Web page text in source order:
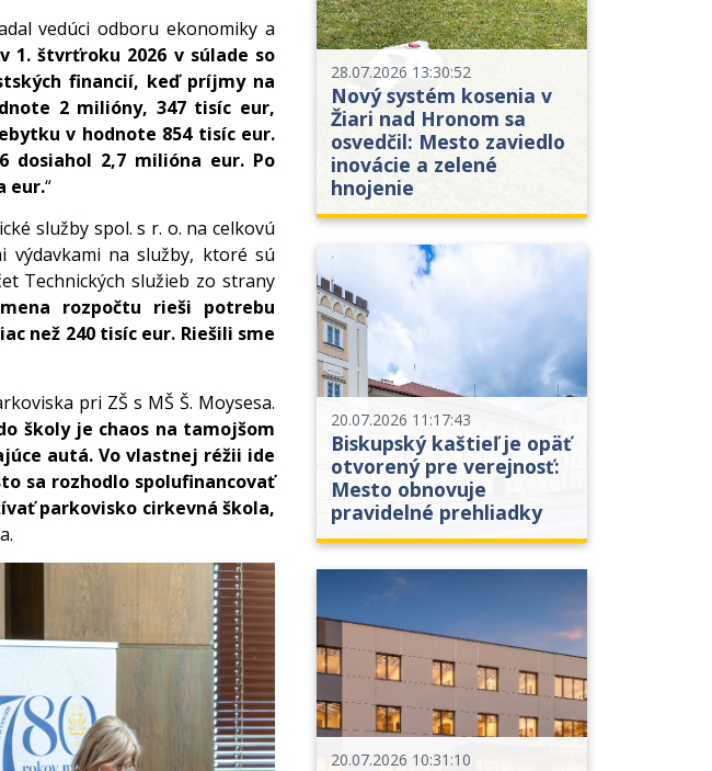
vedúci odboru ekonomiky a
1. štvrťroku 2026 v súlade so
financií, keď príjmy na
2 milióny, 347 tisíc eur,
v hodnote 854 tisíc eur.
dosiahol 2,7 milióna eur. Po
eur.“
služby spol. s r. o. na celkovú
výdavkami na služby, ktoré sú
Technických služieb zo strany
rozpočtu rieši potrebu
než 240 tisíc eur. Riešili sme
pri ZŠ s MŠ Š. Moysesa.
školy je chaos na tamojšom
autá. Vo vlastnej réžii ide
sa rozhodlo spolufinancovať
parkovisko cirkevná škola,
28.07.2026 13:30:52
Nový systém kosenia v
Žiari nad Hronom sa
osvedčil: Mesto zaviedlo
inovácie a zelené
hnojenie
20.07.2026 11:17:43
Biskupský kaštieľ je opäť
otvorený pre verejnosť:
Mesto obnovuje
pravidelné prehliadky
20.07.2026 10:31:10